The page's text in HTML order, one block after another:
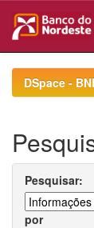
navigationDSpace -
Pesquisar:
por